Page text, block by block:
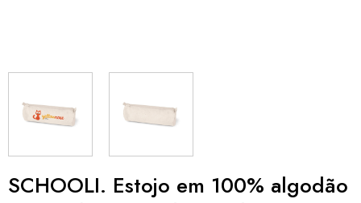
SCHOOLI. Estojo em 100% algodão